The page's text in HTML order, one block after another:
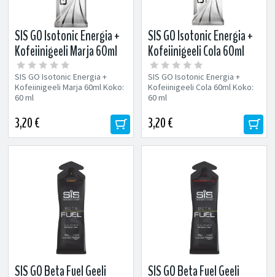
SIS GO Isotonic Energia +
Kofeiinigeeli Marja 60ml
SIS GO Isotonic Energia +
Kofeiinigeeli Marja 60ml Koko:
60 ml
3,20 €
SIS GO Isotonic Energia +
Kofeiinigeeli Cola 60ml
SIS GO Isotonic Energia +
Kofeiinigeeli Cola 60ml Koko:
60 ml
3,20 €
SIS GO Beta Fuel Geeli SIS GO Beta Fuel Geeli